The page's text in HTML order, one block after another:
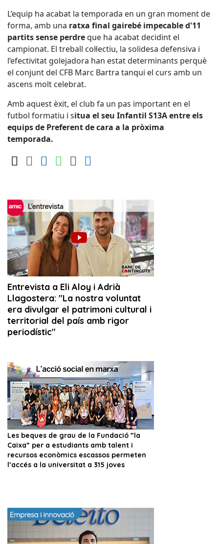
L’equip ha acabat la temporada en un gran moment de
forma, amb una ratxa final gairebé impecable d'11
partits sense perdreque ha acabat decidint el
campionat. El treball col·lectiu, la solidesa defensiva i
l’efectivitat golejadora han estat determinants perquè
el conjunt del CFB Marc Bartra tanqui el curs amb un
ascens molt celebrat.
Amb aquest èxit, el club fa un pas important en el
futbol formatiu i situa el seu Infantil S13A entre els
equips de Preferent de cara a la pròxima
temporada.